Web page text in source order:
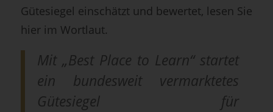
Gütesiegel einschätzt und bewertet, lesen Sie
hier im Wortlaut.
Mit „Best Place to Learn“ startet
ein bundesweit vermarktetes
Gütesiegel für